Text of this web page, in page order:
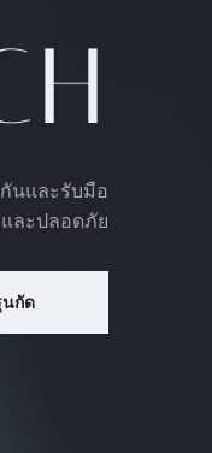
นและรับมือ
ละปลอดภัย
นกัด